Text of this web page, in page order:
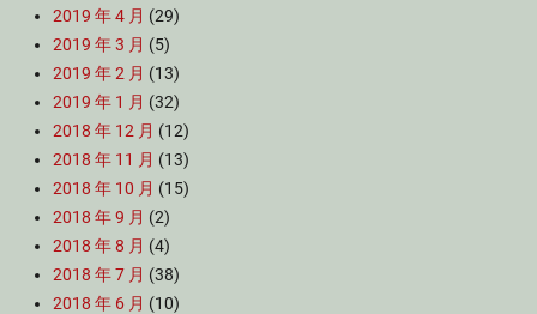
2019 年 4 月 (29)
2019 年 3 月 (5)
2019 年 2 月 (13)
2019 年 1 月 (32)
2018 年 12 月 (12)
2018 年 11 月 (13)
2018 年 10 月 (15)
2018 年 9 月 (2)
2018 年 8 月 (4)
2018 年 7 月 (38)
2018 年 6 月 (10)